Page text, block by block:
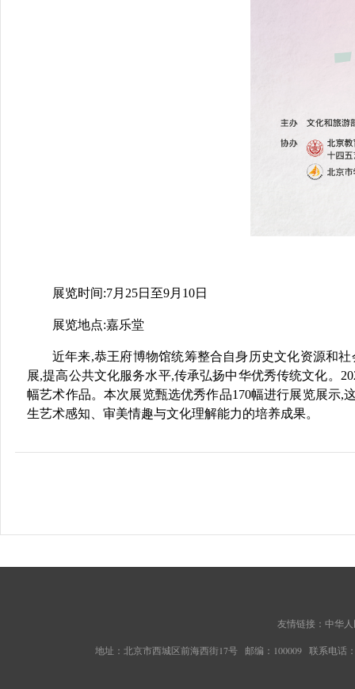
展览时间:7月25日至9月10日
展览地点:嘉乐堂
近年来,恭王府博物馆统筹整合自身历史文化资源和
展,提高公共文化服务水平,传承弘扬中华优秀传统文化。
幅艺术作品。本次展览甄选优秀作品170幅进行展览展示
生艺术感知、审美情趣与文化理解能力的培养成果。
友情链接： 中华
地址：北京市西城区前海西街17号 邮编：100009 联系电话